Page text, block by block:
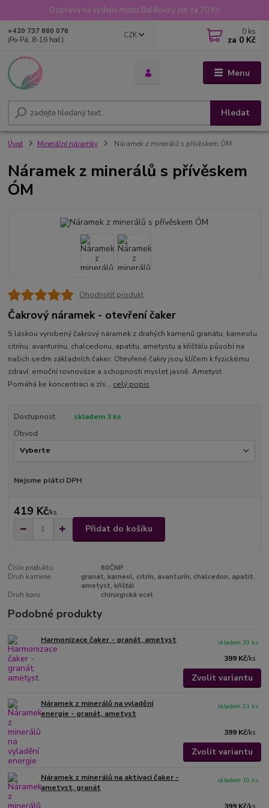
Doprava na výdejní místo Balíkovny jen za 70 Kč
Menu
CZK
Hledat
+420 737 880 076
(Po-Pá, 8-16 hod.)
0 ks
za 0 Kč
Úvod Minerální náramky Náramek z minerálů s přívěskem ÓM
Náramek z minerálů s přívěskem
ÓM
Ohodnotit produkt
Čakrový náramek - otevření čaker
S láskou vyrobený čakrový náramek z drahých kamenů granátu, karneolu,
citrínu, avanturínu, chalcedonu, apatitu, ametystu a křišťálu působí na
našich sedm základních čaker. Otevřené čakry jsou klíčem k fyzickému
zdraví, emoční rovnováze a schopnosti myslet jasně. Ametyst
Pomáhá ke koncentraci a zís... celý popis
Dostupnost
skladem 3 ks
Obvod
Nejsme plátci DPH
419 Kč/ks
Přidat do košíku
Číslo produktu:
60ČNP
Druh kamene:
granát, karneol, citrín, avanturín, chalcedon, apatit,
ametyst, křišťál
Druh kovu:
chirurgická ocel
Podobné produkty
Harmonizace čaker - granát, ametyst
399 Kč/ks
skladem 20 ks
Zvolit variantu
Náramek z minerálů na vyladění
energie - granát, ametyst
399 Kč/ks
skladem 21 ks
Zvolit variantu
Náramek z minerálů na aktivaci čaker -
ametyst, granát
skladem 10 ks